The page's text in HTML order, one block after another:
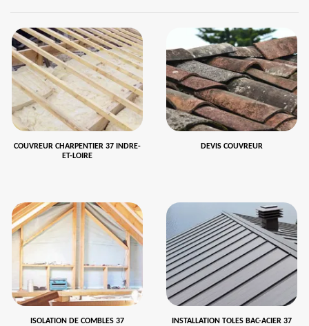
COUVREUR CHARPENTIER 37 INDRE-
ET-LOIRE
DEVIS COUVREUR
ISOLATION DE COMBLES 37 INSTALLATION TOLES BAC-ACIER 37